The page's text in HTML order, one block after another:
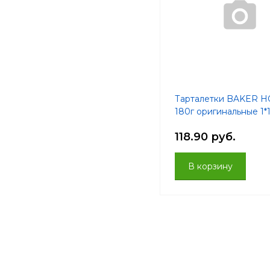
Тарталетки BAKER
180г оригинальные
118.90 руб.
В корзину